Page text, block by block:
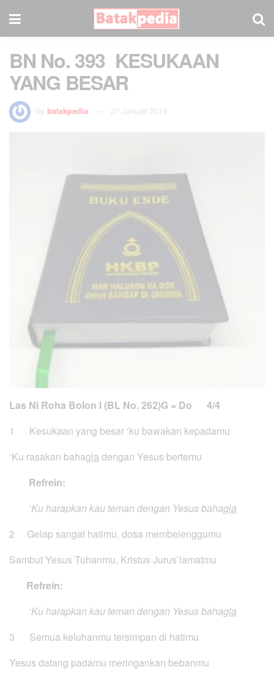
BN No. 393 KESUKAAN
YANG BESAR
by batakpedia 27 Januari 2019
Las Ni Roha Bolon I (BL No. 262)G = Do 4/4
1 Kesukaan yang besar ‘ku bawakan kepadamu
‘Ku rasakan bahagiadengan Yesus bertemu
Refrein:
‘Ku harapkan kau teman dengan Yesus bahagia
2 Gelap sangat hatimu, dosa membelenggumu
Sambut Yesus Tuhanmu, Kristus Jurus’lamatmu
Refrein:
‘Ku harapkan kau teman dengan Yesus bahagia
3 Semua keluhanmu tersimpan di hatimu
Yesus datang padamu meringankan bebanmu